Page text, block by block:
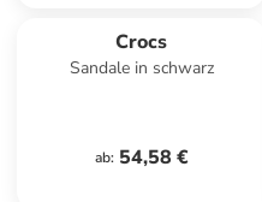
Crocs
Sandale in schwarz
ab: 54,58 €